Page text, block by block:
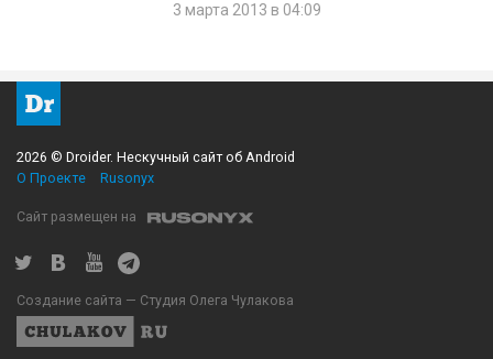
3 марта 2013 в 04:09
2026 © Droider. Нескучный сайт об Android
О Проекте
Rusonyx
Сайт размещен на
Создание сайта — Студия Олега Чулакова